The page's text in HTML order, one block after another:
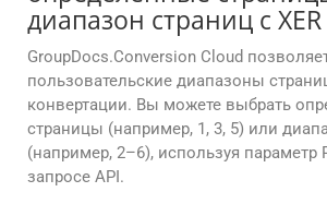
диапазон страниц с XER
GroupDocs.Conversion Cloud
пользовательские диапазоны
конвертации. Вы можете выбрать
страницы (например, 1, 3, 5) или
(например, 2–6), используя параметр
запросе API.